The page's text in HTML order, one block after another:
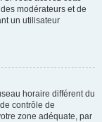
modérateurs et de
un utilisateur
horaire différent du
contrôle de
zone adéquate, par